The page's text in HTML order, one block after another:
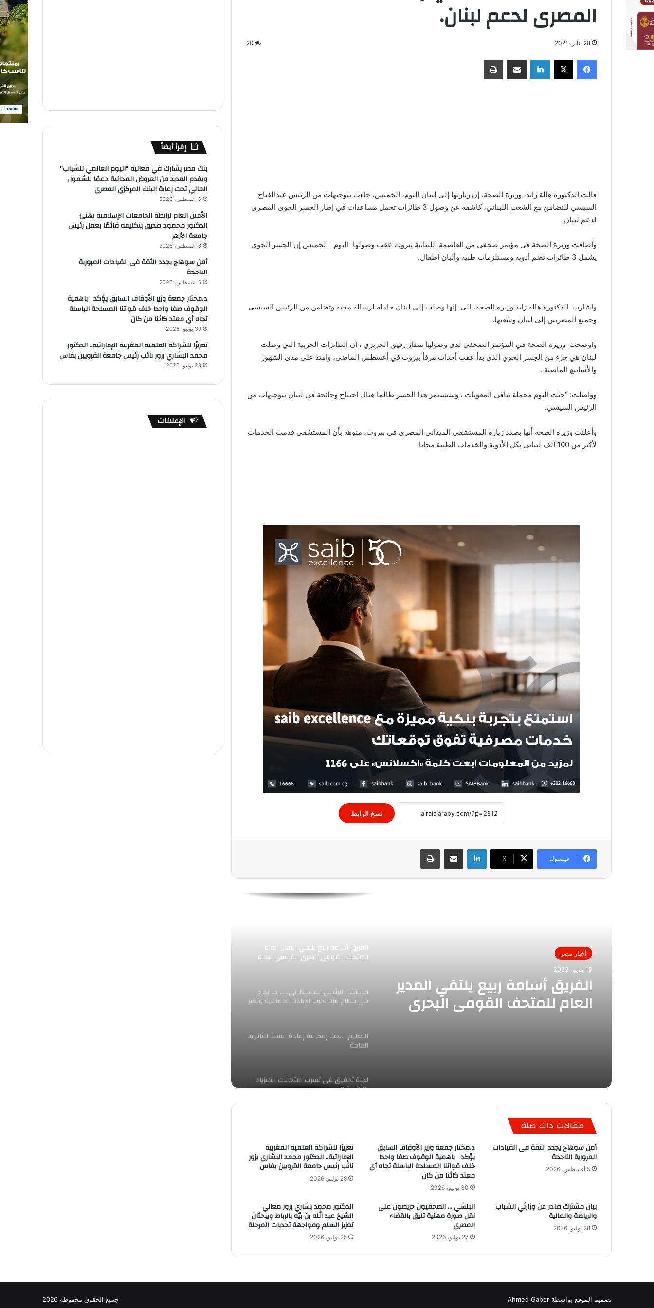
المصرى لدعم لبنان.
28 يناير، 2021 20
فيسبوك X لينكدإن مشاركة عبر البريد طباعة
قالت الدكتورة هالة زايد، وزيرة الصحة، إن زيارتها إلى لبنان اليوم، الخميس، جاءت بتوجيهات من الرئيس عبدالفتاح
السيسي للتضامن مع الشعب اللبناني، كاشفة عن وصول 3 طائرات تحمل مساعدات في إطار الجسر الجوى المصرى
لدعم لبنان.
وأضافت وزيرة الصحة فى مؤتمر صحفى من العاصمة اللبنانية بيروت عقب وصولها اليوم الخميس إن الجسر الجوي
يشمل 3 طائرات تضم أدوية ومستلزمات طبية وألبان أطفال.
واشارت الدكتورة هالة زايد وزيرة الصحة، الى إنها وصلت إلى لبنان حاملة لرسالة محبة وتضامن من الرئيس السيسي
وجميع المصريين إلى لبنان وشعبها.
وأوضحت وزيرة الصحة في المؤتمر الصحفى لدى وصولها مطار رفيق الحريري ، أن الطائرات الحربية التي وصلت
لبنان هي جزء من الجسر الجوي الذى بدأ عقب أحداث مرفأ بيروت في أغسطس الماضى، وامتد على مدى الشهور
والأسابيع الماضية .
وواصلت: “جئت اليوم محملة بباقى المعونات ، وسيستمر هذا الجسر طالما هناك احتياج وجائحة في لبنان بتوجيهات من
الرئيس السيسي.
وأعلنت وزيرة الصحة أنها بصدد زيارة المستشفى الميدانى المصرى في بيروت، منوهة بأن المستشفى قدمت الخدمات
لأكثر من 100 ألف لبناني بكل الأدوية والخدمات الطبية مجانا.
نسخ الرابط
فيسبوك X
لينكدإن مشاركة عبر البريد طباعة
أخبار مصر
18 مايو، 2022
الفريق أسامة ربيع يلتقي المدير
العام للمتحف القومي البحري
الفرنسي لبحث سبل التعاون
ليبيا تتسلم رئاسة اجتماع المجلس
الاقتصادى وتثمن دعم مصر للعمل العربى
المشترك
جدول امتحانات الثانوية الأزهرية
الصحة الإيرانية تعلن فقدان السيطرة على
كورونا بعد انتشار السلالة الجديدة
مجلس النواب اللبناني. يقر اقتراح قانون
معجل يهدف للتمديد التقني للمجالس
الفريق أسامة ربيع يلتقي المدير العام
للمتحف القومي البحري الفرنسي لبحث
سبل التعاون المشترك
مستشار الرئيس الفلسطينى…..، ما يجرى
فى قطاع غزة بحرب الإبادة الجماعية وتغير
التعليم …بحث إمكانية إعادة السنة للثانوية
العامة
لجنة تحقيق فى تسرب امتحانات الفيزياء
بالثانوية العامة
المشترك
جدول امتحانات الثانوية الأزهرية
الصحة الإيرانية تعلن فقدان السيطرة على
كورونا بعد انتشار السلالة الجديدة
معجل يهدف للتمديد التقني للمجالس
مقالات ذات صلة
أمن سوهاج يجدد الثقة فى القيادات
المرورية الناجحة
5 أغسطس، 2026
د.مختار جمعة وزير الأوقاف السابق
يؤكد باهمية الوقوف صفا واحدا
خلف قواتنا المسلحة الباسلة تجاه أي
معتد كائنا من كان
30 يوليو، 2026
تعزيزًا للشراكة العلمية المغربية
الإماراتية.. الدكتور محمد البشاري يزور
نائب رئيس جامعة القرويين بفاس
28 يوليو، 2026
بيان مشترك صادر عن وزارتَي الشباب
والرياضة والمالية
28 يوليو، 2026
البلشي … الصحفيون حريصون على
نقل صورة مهنية تليق بالقضاء
المصري
27 يوليو، 2026
الدكتور محمد بشاري يزور معالي
الشيخ عبد الله بن بيّه بالرباط ويبحثان
تعزيز السلم ومواجهة تحديات المرحلة
25 يوليو، 2026
إقرأ أيضاً
بنك مصر يشارك في فعالية “اليوم العالمي للشباب”
ويقدم العديد من العروض المجانية دعمًا للشمول
المالي تحت رعاية البنك المركزي المصري
6 أغسطس، 2026
الأمين العام لرابطة الجامعات الإسلامية يهنئ
الدكتور محمود صديق بتكليفه قائمًا بعمل رئيس
جامعة الأزهر
6 أغسطس، 2026
أمن سوهاج يجدد الثقة فى القيادات المرورية
الناجحة
5 أغسطس، 2026
د.مختار جمعة وزير الأوقاف السابق يؤكد باهمية
الوقوف صفا واحدا خلف قواتنا المسلحة الباسلة
تجاه أي معتد كائنا من كان
30 يوليو، 2026
تعزيزًا للشراكة العلمية المغربية الإماراتية.. الدكتور
محمد البشاري يزور نائب رئيس جامعة القرويين بفاس
28 يوليو، 2026
الإعلانات
تصميم الموقع بواسطة Ahmed Gaber جميع الحقوق محفوظة 2026